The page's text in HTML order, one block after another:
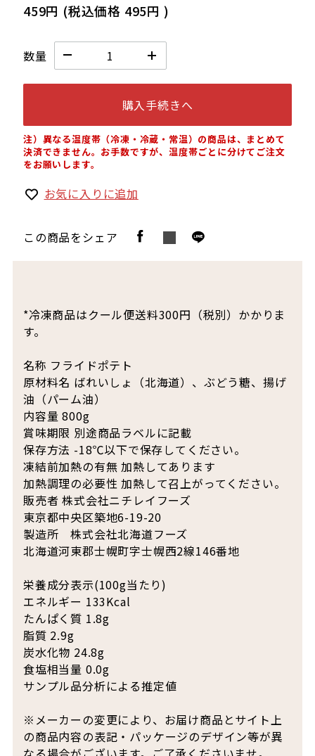
459円 (税込価格 495円 )
数量
購入手続きへ
注）異なる温度帯（冷凍・冷蔵・常温）の商品は、まとめて
決済できません。お手数ですが、温度帯ごとに分けてご注文
をお願いします。
お気に入りに追加
この商品をシェア
*冷凍商品はクール便送料300円（税別）かかりま
す。
名称 フライドポテト
原材料名 ばれいしょ（北海道）、ぶどう糖、揚げ
油（パーム油）
内容量 800g
賞味期限 別途商品ラベルに記載
保存方法 -18℃以下で保存してください。
凍結前加熱の有無 加熱してあります
加熱調理の必要性 加熱して召上がってください。
販売者 株式会社ニチレイフーズ
東京都中央区築地6-19-20
製造所 株式会社北海道フーズ
北海道河東郡士幌町字士幌西2線146番地
栄養成分表示(100g当たり)
エネルギー 133Kcal
たんぱく質 1.8g
脂質 2.9g
炭水化物 24.8g
食塩相当量 0.0g
サンプル品分析による推定値
※メーカーの変更により、お届け商品とサイト上
の商品内容の表記・パッケージのデザイン等が異